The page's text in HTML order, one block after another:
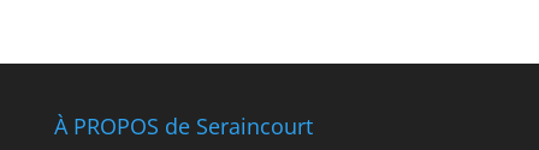
À PROPOS de Seraincourt